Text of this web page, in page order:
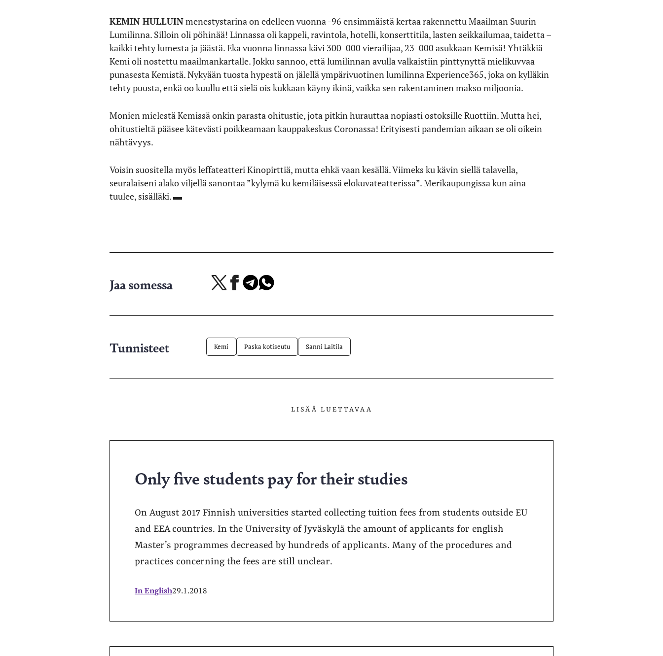
KEMIN HULLUINmenestystarina on edelleen vuonna -96 ensimmäistä kertaa rakennettu Maailman Suurin
Lumilinna. Silloin oli pöhinää! Linnassa oli kappeli, ravintola, hotelli, konserttitila, lasten seikkailumaa, taidetta –
kaikki tehty lumesta ja jäästä. Eka vuonna linnassa kävi 300 000 vierailijaa, 23 000 asukkaan Kemisä! Yhtäkkiä
Kemi oli nostettu maailmankartalle. Jokku sannoo, että lumilinnan avulla valkaistiin pinttynyttä mielikuvvaa
punasesta Kemistä. Nykyään tuosta hypestä on jälellä ympärivuotinen lumilinna Experience365, joka on kylläkin
tehty puusta, enkä oo kuullu että sielä ois kukkaan käyny ikinä, vaikka sen rakentaminen makso miljoonia.
Monien mielestä Kemissä onkin parasta ohitustie, jota pitkin hurauttaa nopiasti ostoksille Ruottiin. Mutta hei,
ohitustieltä pääsee kätevästi poikkeamaan kauppakeskus Coronassa! Erityisesti pandemian aikaan se oli oikein
nähtävyys.
Voisin suositella myös leffateatteri Kinopirttiä, mutta ehkä vaan kesällä. Viimeks ku kävin siellä talavella,
seuralaiseni alako viljellä sanontaa ”kylymä ku kemiläisessä elokuvateatterissa”. Merikaupungissa kun aina
tuulee, sisälläki. ▬
Jaa somessa
Jaa
palvelussa
Jaa Jaa Jaa
Tunnisteet Kemi Paska kotiseutu Sanni Laitila
LISÄÄ LUETTAVAA
Only five students pay for their studies
On August 2017 Finnish universities started collecting tuition fees from students outside EU
and EEA countries. In the University of Jyväskylä the amount of applicants for english
Master’s programmes decreased by hundreds of applicants. Many of the procedures and
practices concerning the fees are still unclear.
In English29.1.2018